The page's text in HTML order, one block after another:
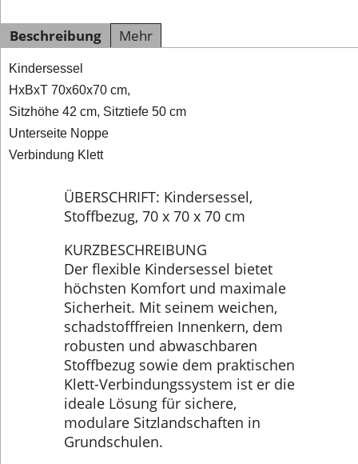
Beschreibung Mehr
Kindersessel
HxBxT 70x60x70 cm,
Sitzhöhe 42 cm, Sitztiefe 50 cm
Unterseite Noppe
Verbindung Klett
ÜBERSCHRIFT: Kindersessel,
Stoffbezug, 70 x 70 x 70 cm
KURZBESCHREIBUNG
Der flexible Kindersessel bietet
höchsten Komfort und maximale
Sicherheit. Mit seinem weichen,
schadstofffreien Innenkern, dem
robusten und abwaschbaren
Stoffbezug sowie dem praktischen
Klett-Verbindungssystem ist er die
ideale Lösung für sichere,
modulare Sitzlandschaften in
Grundschulen.